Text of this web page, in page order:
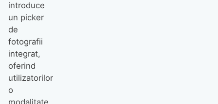
introduce
un picker
de
fotografii
integrat,
oferind
utilizatorilor
o